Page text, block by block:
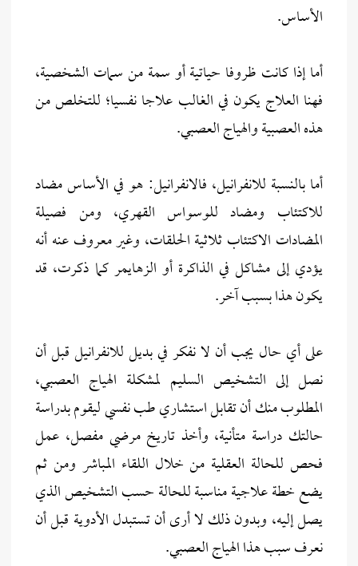
الأساس.
أما إذا كانت ظروفا حياتية أو سمة من سمات الشخصية،
فهنا العلاج يكون في الغالب علاجا نفسيا؛ للتخلص من
هذه العصبية والهياج العصبي.
أما بالنسبة للانفرانيل، فالانفرانيل: هو في الأساس مضاد
للاكتئاب ومضاد للوسواس القهري، ومن فصيلة
المضادات الاكتئاب ثلاثية الحلقات، وغير معروف عنه أنه
يؤدي إلى مشاكل في الذاكرة أو الزهايمر كما ذكرت، قد
يكون هذا بسبب آخر.
على أي حال يجب أن لا نفكر في بديل للانفرانيل قبل أن
نصل إلى التشخيص السليم لمشكلة الهياج العصبي،
المطلوب منك أن تقابل استشاري طب نفسي ليقوم بدراسة
حالتك دراسة متأنية، وأخذ تاريخ مرضي مفصل، عمل
فحص للحالة العقلية من خلال اللقاء المباشر ومن ثم
يضع خطة علاجية مناسبة للحالة حسب التشخيص الذي
يصل إليه، وبدون ذلك لا أرى أن تستبدل الأدوية قبل أن
نعرف سبب هذا الهياج العصبي.